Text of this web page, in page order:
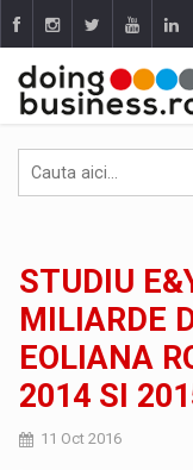
STUDIU
MILIARDE
EOLIANA
2014 SI
11 Oct 2016